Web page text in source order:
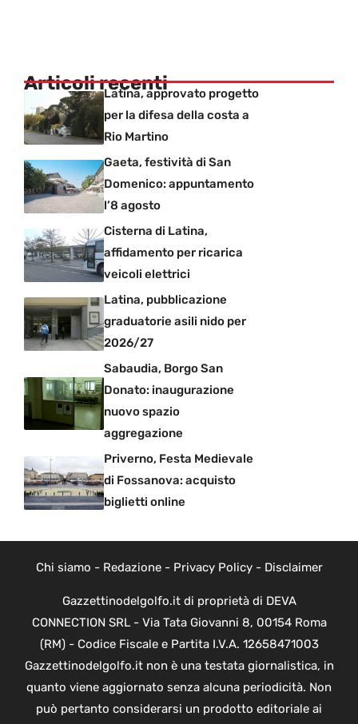
Articoli recentiLatina, approvato progetto
per la difesa della costa a
Rio Martino
Gaeta, festività di San
Domenico: appuntamento
l’8 agosto
Cisterna di Latina,
affidamento per ricarica
veicoli elettrici
Latina, pubblicazione
graduatorie asili nido per
2026/27
Sabaudia, Borgo San
Donato: inaugurazione
nuovo spazio
aggregazione
Priverno, Festa Medievale
di Fossanova: acquisto
biglietti online
Chi siamo - Redazione- Privacy Policy- Disclaimer
Gazzettinodelgolfo.it di proprietà di DEVA
CONNECTION SRL - Via Tata Giovanni 8, 00154 Roma
(RM) - Codice Fiscale e Partita I.V.A. 12658471003
Gazzettinodelgolfo.it non è una testata giornalistica, in
quanto viene aggiornato senza alcuna periodicità. Non
può pertanto considerarsi un prodotto editoriale ai